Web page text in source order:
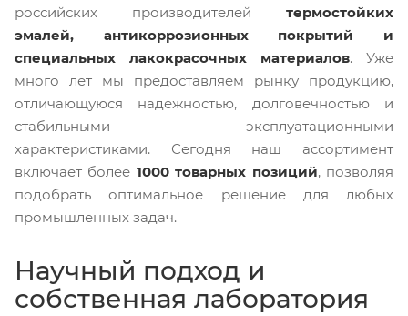
российских производителей термостойких
эмалей, антикоррозионных покрытий и
специальных лакокрасочных материалов. Уже
много лет мы предоставляем рынку продукцию,
отличающуюся надежностью, долговечностью и
стабильными эксплуатационными
характеристиками. Сегодня наш ассортимент
включает более 1000 товарных позиций, позволяя
подобрать оптимальное решение для любых
промышленных задач.
Научный подход и
собственная лаборатория